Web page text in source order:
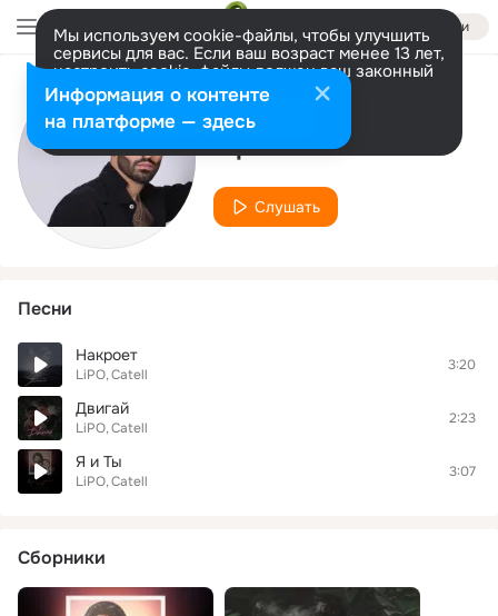
Войти
Мы используем cookie-файлы, чтобы улучшить
сервисы для вас. Если ваш возраст менее 13 лет,
настроить cookie-файлы должен ваш законный
представитель. Больше информации
Разрешить все Настроить
Исполнитель
Lipo
Слушать
Песни
Накроет
LiPO Catell
3:20
Двигай
LiPO Catell
2:23
Я и Ты
LiPO Catell
3:07
Сборники
Информация о контенте
на платформе — здесь